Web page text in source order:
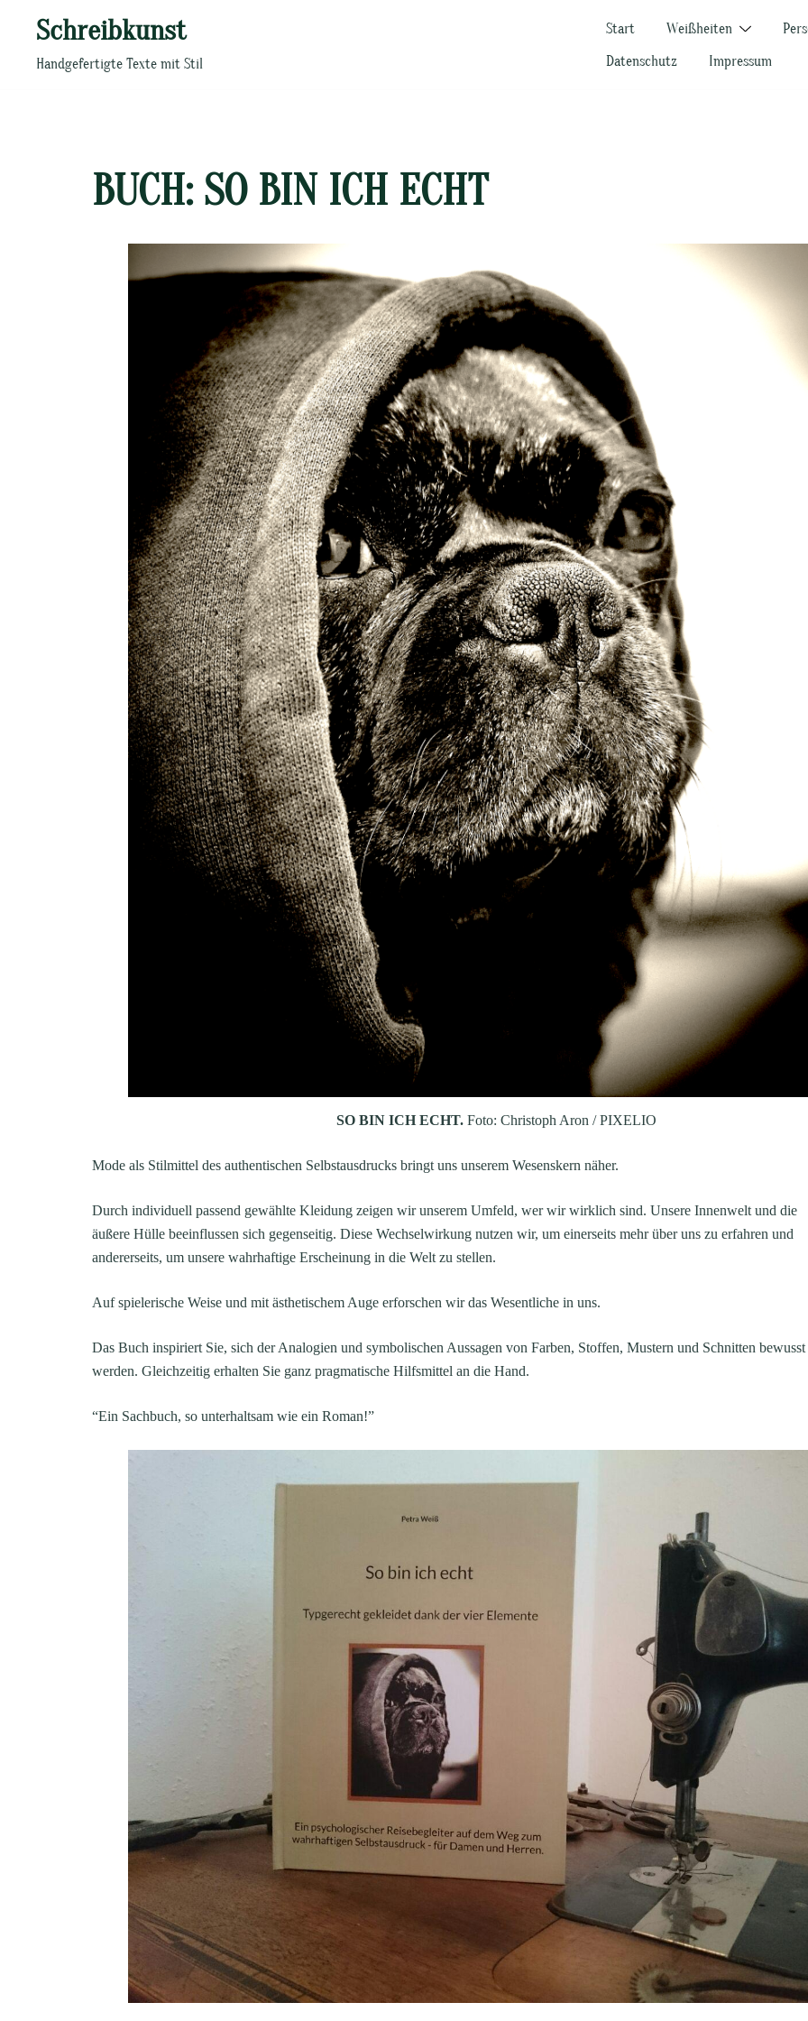
springen
Schreibkunst
Handgefertigte Texte mit Stil
Start Weißheiten
Datenschutz
Impressum
BUCH: SO BIN ICH ECHT
SO BIN ICH ECHT. Foto: Christoph Aron / PIXELIO
‌Mode als Stilmittel des authentischen Selbstausdrucks bringt uns unserem Wesenskern näher.
Durch individuell passend gewählte Kleidung zeigen wir unserem Umfeld, wer wir wirklich sind. Unsere Innenwelt und die
äußere Hülle beeinflussen sich gegenseitig. Diese Wechselwirkung nutzen wir, um einerseits mehr über uns zu erfahren und
andererseits, um unsere wahrhaftige Erscheinung in die Welt zu stellen.
Auf spielerische Weise und mit ästhetischem Auge erforschen wir das Wesentliche in uns.
Das Buch inspiriert Sie, sich der Analogien und symbolischen Aussagen von Farben, Stoffen, Mustern und Schnitten bewusst
werden. Gleichzeitig erhalten Sie ganz pragmatische Hilfsmittel an die Hand.
“Ein Sachbuch, so unterhaltsam wie ein Roman!”